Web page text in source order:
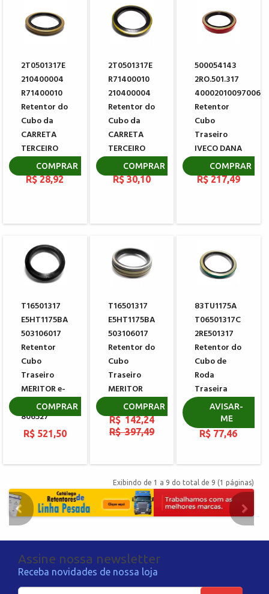
2T0501317E
210400004
R71400010
Retentor do
Cubo da
CARRETA
TERCEIRO
EIXO
R$ 28,92
COMPRAR
2T0501317E
R71400010
210400004
Retentor do
Cubo da
CARRETA
TERCEIRO
EIXO
R$ 30,10
COMPRAR
500054143
2RO.501.317
40002010097006
Retentor
Cubo
Traseiro
IVECO DANA
2001888
R$ 217,49
COMPRAR
T16501317
E5HT1175BA
503106017
Retentor
Cubo
Traseiro
MERITOR e-
Barrier 809
806527
R$ 521,50
COMPRAR
T16501317
E5HT1175BA
503106017
Retentor do
Cubo
Traseiro
MERITOR
V10 806527
R$ 142,24
R$ 397,49
COMPRAR
83TU1175A
T06501317C
2RE501317
Retentor do
Cubo de
Roda
Traseira
MERITOR
806506
R$ 77,46
AVISAR-
ME
Exibindo de 1 a 9 do total de 9 (1 páginas)
Assine nossa newsletter
Receba novidades de nossa loja